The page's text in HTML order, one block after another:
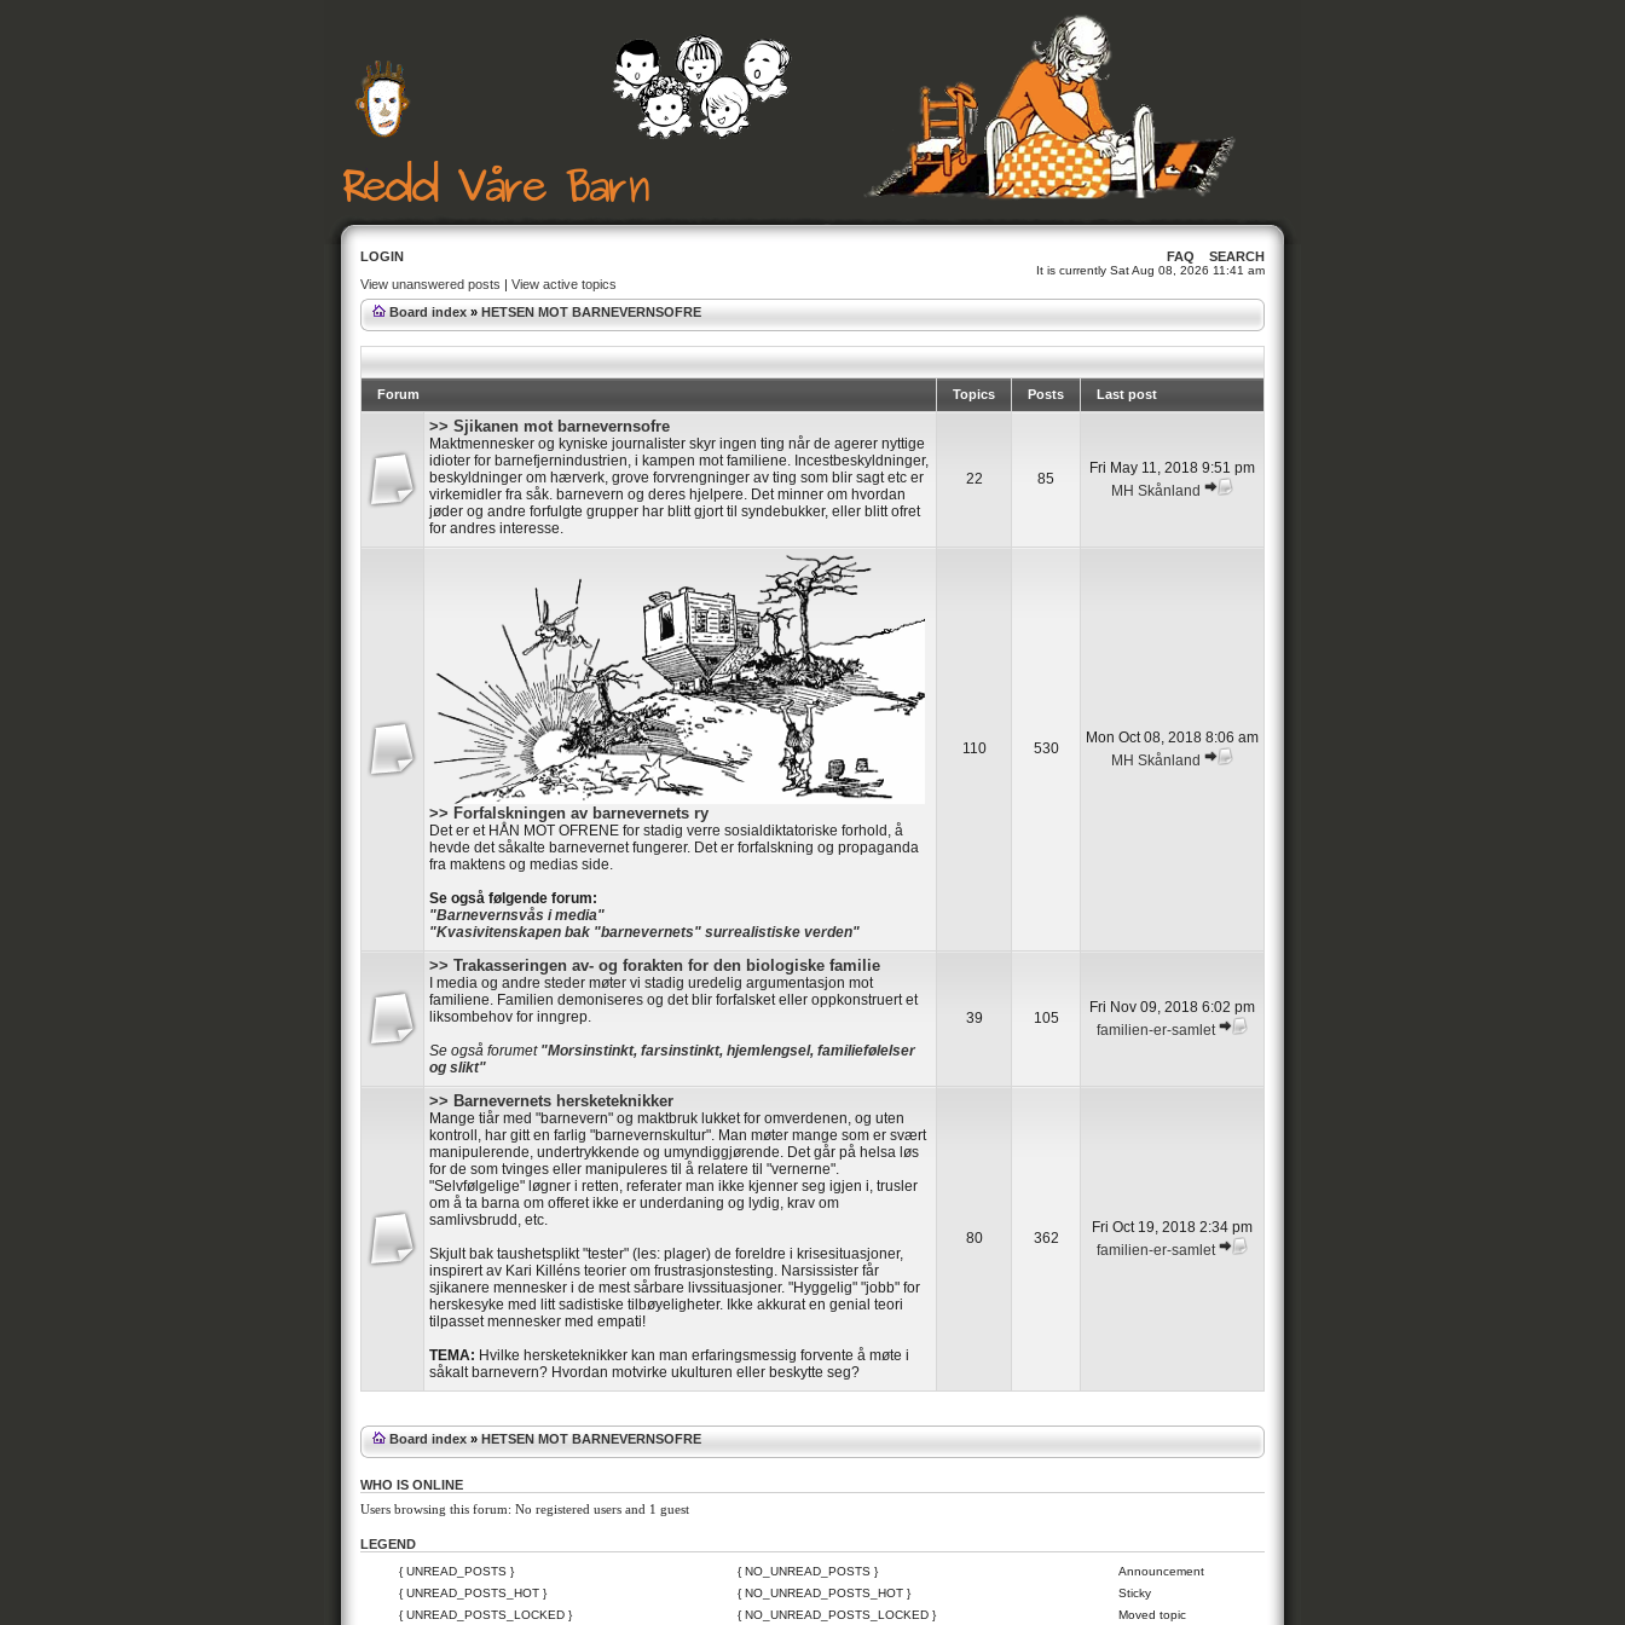
LOGIN FAQ SEARCH
It is currently Sat Aug 08, 2026 11:41 am
View unanswered posts | View active topics
Board index » HETSEN MOT BARNEVERNSOFRE
Forum Topics Posts Last post
>> Sjikanen mot barnevernsofre
Maktmennesker og kyniske journalister skyr ingen ting når de agerer nyttige
idioter for barnefjernindustrien, i kampen mot familiene. Incestbeskyldninger,
beskyldninger om hærverk, grove forvrengninger av ting som blir sagt etc er
virkemidler fra såk. barnevern og deres hjelpere. Det minner om hvordan
jøder og andre forfulgte grupper har blitt gjort til syndebukker, eller blitt ofret
for andres interesse.
22 85
Fri May 11, 2018 9:51 pm
MH Skånland
>> Forfalskningen av barnevernets ry
Det er et HÅN MOT OFRENE for stadig verre sosialdiktatoriske forhold, å
hevde det såkalte barnevernet fungerer. Det er forfalskning og propaganda
fra maktens og medias side.
Se også følgende forum:
"Barnevernsvås i media"
"Kvasivitenskapen bak "barnevernets" surrealistiske verden"
110 530
Mon Oct 08, 2018 8:06 am
MH Skånland
>> Trakasseringen av- og forakten for den biologiske familie
I media og andre steder møter vi stadig uredelig argumentasjon mot
familiene. Familien demoniseres og det blir forfalsket eller oppkonstruert et
liksombehov for inngrep.
Se også forumet "Morsinstinkt, farsinstinkt, hjemlengsel, familiefølelser
og slikt"
39 105
Fri Nov 09, 2018 6:02 pm
familien-er-samlet
>> Barnevernets hersketeknikker
Mange tiår med "barnevern" og maktbruk lukket for omverdenen, og uten
kontroll, har gitt en farlig "barnevernskultur". Man møter mange som er svært
manipulerende, undertrykkende og umyndiggjørende. Det går på helsa løs
for de som tvinges eller manipuleres til å relatere til "vernerne".
"Selvfølgelige" løgner i retten, referater man ikke kjenner seg igjen i, trusler
om å ta barna om offeret ikke er underdaning og lydig, krav om
samlivsbrudd, etc.
Skjult bak taushetsplikt "tester" (les: plager) de foreldre i krisesituasjoner,
inspirert av Kari Killéns teorier om frustrasjonstesting. Narsissister får
sjikanere mennesker i de mest sårbare livssituasjoner. "Hyggelig" "jobb" for
herskesyke med litt sadistiske tilbøyeligheter. Ikke akkurat en genial teori
tilpasset mennesker med empati!
TEMA: Hvilke hersketeknikker kan man erfaringsmessig forvente å møte i
såkalt barnevern? Hvordan motvirke ukulturen eller beskytte seg?
80 362
Fri Oct 19, 2018 2:34 pm
familien-er-samlet
Board index » HETSEN MOT BARNEVERNSOFRE
WHO IS ONLINE
Users browsing this forum: No registered users and 1 guest
LEGEND
{ UNREAD_POSTS } { NO_UNREAD_POSTS }
Announcement
{ UNREAD_POSTS_HOT }
{ NO_UNREAD_POSTS_HOT }
Sticky
{ UNREAD_POSTS_LOCKED }
{ NO_UNREAD_POSTS_LOCKED } Moved topic